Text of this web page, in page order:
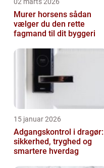
Murer horsens sådan
vælger du den rette
fagmand til dit byggeri
15 januar 2026
Adgangskontrol i dragør:
sikkerhed, tryghed og
smartere hverdag